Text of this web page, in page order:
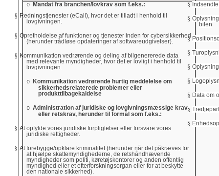
o Mandat fra branchen/lovkrav som f.eks.:
§ Redningstjenester (eCall), hvor det er tilladt i henhold til
lovgivningen.
§ Opretholdelse af funktioner og tjenester inden for cybersikkerhed
(herunder trådløse opdateringer af softwareudgivelser).
§ Kommunikation vedrørende og deling af bilgenererede data
med relevante myndigheder, hvor det er lovligt i henhold til
lovgivningen.
o Kommunikation vedrørende hurtig meddelelse om
sikkerhedsrelaterede problemer eller
produkttilbagekaldelse
o Administration af juridiske og lovgivningsmæssige krav
eller retskrav, herunder til formål som f.eks.:
§ At opfylde vores juridiske forpligtelser eller forsvare vores
juridiske rettigheder.
§ At forebygge/opklare kriminalitet (herunder når det påkræves for
at hjælpe skattemyndighederne, de retshåndhævende
myndigheder som politi, køretøjskontorer og anden offentlig
myndighed eller et efterforskningsorgan eller for at beskytte
den nationale sikkerhed).
§
§
bilen
§
§
§
§
§ Data om
§
§